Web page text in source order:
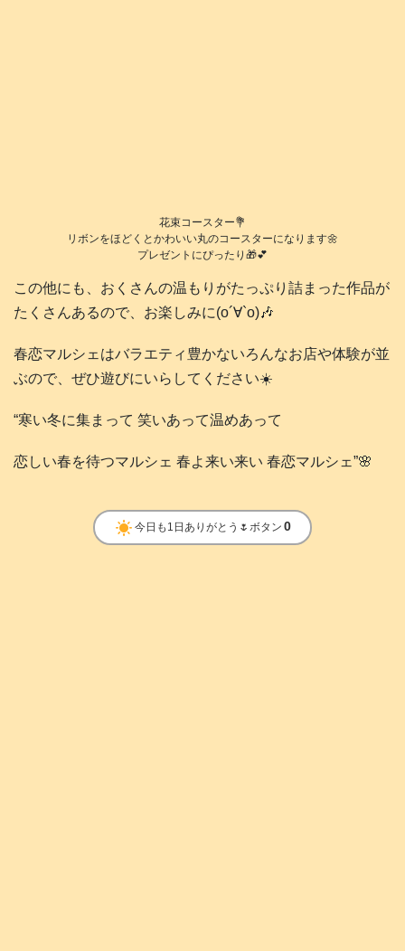
花束コースター💐
リボンをほどくとかわいい丸のコースターになります🌼
プレゼントにぴったり🎁💕
この他にも、おくさんの温もりがたっぷり詰まった作品が
たくさんあるので、お楽しみに(о´∀`о)🎶
春恋マルシェはバラエティ豊かないろんなお店や体験が並
ぶので、ぜひ遊びにいらしてください☀️
“寒い冬に集まって 笑いあって温めあって
恋しい春を待つマルシェ 春よ来い来い 春恋マルシェ”🌸
clear_day 今日も1日ありがとう🌷ボタン 0